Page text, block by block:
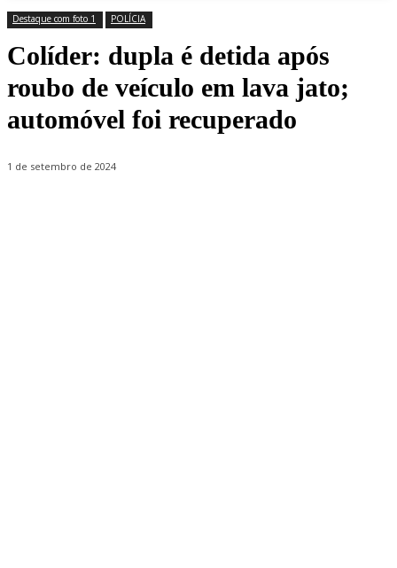
Destaque com foto 1 POLÍCIA
Colíder: dupla é detida após
roubo de veículo em lava jato;
automóvel foi recuperado
1 de setembro de 2024